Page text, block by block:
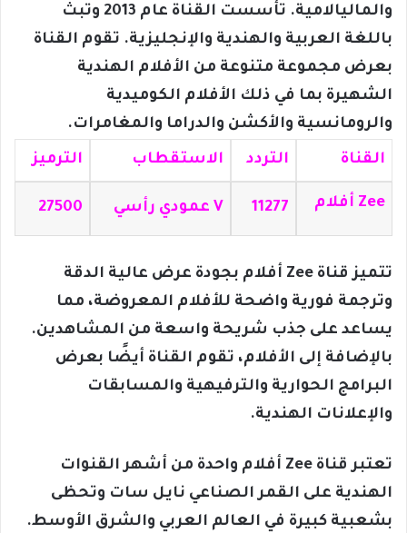
والماليالامية. تأسست القناة عام 2013 وتبث
باللغة العربية والهندية والإنجليزية. تقوم القناة
بعرض مجموعة متنوعة من الأفلام الهندية
الشهيرة بما في ذلك الأفلام الكوميدية
والرومانسية والأكشن والدراما والمغامرات.
القناة التردد الاستقطاب الترميز
Zee أفلام 11277 V عمودي رأسي 27500
تتميز قناة Zee أفلام بجودة عرض عالية الدقة
وترجمة فورية واضحة للأفلام المعروضة، مما
يساعد على جذب شريحة واسعة من المشاهدين.
بالإضافة إلى الأفلام، تقوم القناة أيضًا بعرض
البرامج الحوارية والترفيهية والمسابقات
والإعلانات الهندية.
تعتبر قناة Zee أفلام واحدة من أشهر القنوات
الهندية على القمر الصناعي نايل سات وتحظى
بشعبية كبيرة في العالم العربي والشرق الأوسط.